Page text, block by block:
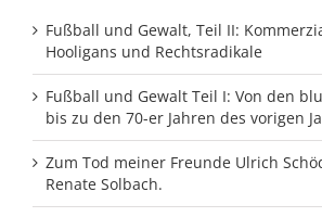
Fußball und Gewalt, Teil II:
Hooligans und Rechtsradikale
Fußball und Gewalt Teil I: Von den
bis zu den 70-er Jahren des vorigen
Zum Tod meiner Freunde Ulrich
Renate Solbach.